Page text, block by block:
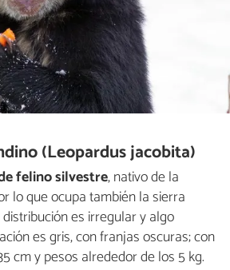
(Leopardus jacobita)
felino silvestre, nativo de la
lo que ocupa también la sierra
es irregular y algo
es gris, con franjas oscuras; con
cm y pesos alrededor de los 5 kg.